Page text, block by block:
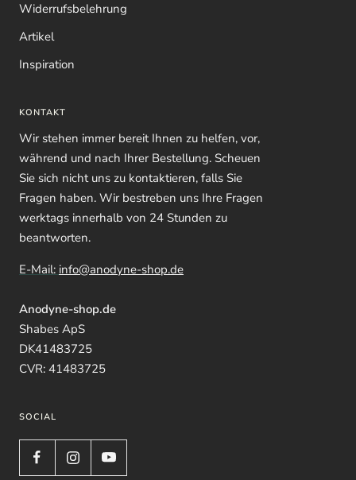
Widerrufsbelehrung
Artikel
Inspiration
KONTAKT
Wir stehen immer bereit Ihnen zu helfen, vor,
während und nach Ihrer Bestellung. Scheuen
Sie sich nicht uns zu kontaktieren, falls Sie
Fragen haben. Wir bestreben uns Ihre Fragen
werktags innerhalb von 24 Stunden zu
beantworten.
E-Mail: info@anodyne-shop.de
Anodyne-shop.de
Shabes ApS
DK41483725
CVR: 41483725
SOCIAL